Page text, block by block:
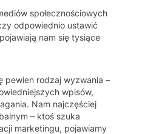
społecznościowych
odpowiednio ustawić
nam się tysiące
pewien rodzaj wyzwania –
wpisów,
Nam najczęściej
– ktoś szuka
marketingu, pojawiamy